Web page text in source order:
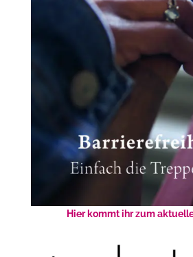
Hier kommt ihr zum